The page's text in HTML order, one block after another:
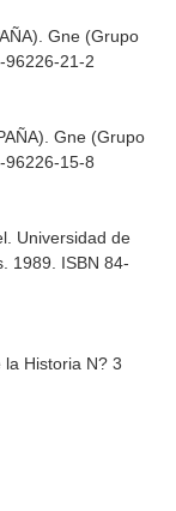
Gne (Grupo
96226-21-2
Gne (Grupo
96226-15-8
Universidad de
1989. ISBN 84-
la Historia N? 3